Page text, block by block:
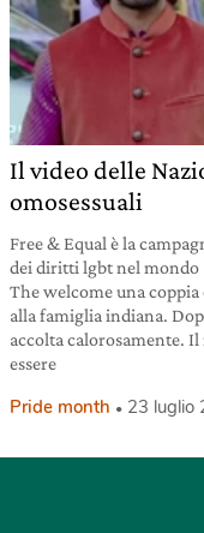
Il video delle
omosessuali
Free & Equal è la
dei diritti lgbt nel mondo
The welcome una coppia
alla famiglia indiana.
accolta calorosamente.
essere
Pride month 23 luglio